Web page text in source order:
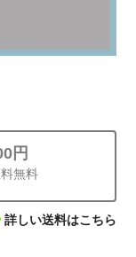
円
無料
詳しい送料はこちら